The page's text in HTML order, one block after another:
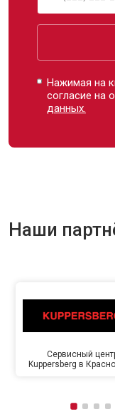
Нажимая на
согласие на
данных.
Наши
Сервисный
Kuppersberg в